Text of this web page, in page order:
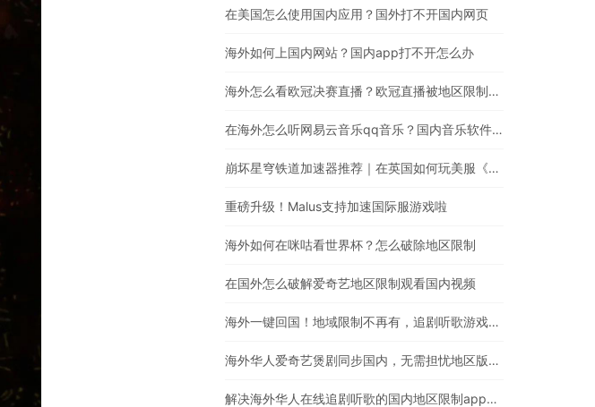
在美国怎么使用国内应用？国外打不开国内网页
海外如何上国内网站？国内app打不开怎么办
海外怎么看欧冠决赛直播？欧冠直播被地区限制？在国外怎么看国内视频
在海外怎么听网易云音乐qq音乐？国内音乐软件有版权限制解决方法
崩坏星穹铁道加速器推荐｜在英国如何玩美服《崩坏：星穹铁道》
重磅升级！Malus支持加速国际服游戏啦
海外如何在咪咕看世界杯？怎么破除地区限制
在国外怎么破解爱奇艺地区限制观看国内视频
海外一键回国！地域限制不再有，追剧听歌游戏全都行
海外华人爱奇艺煲剧同步国内，无需担忧地区版权限制
解决海外华人在线追剧听歌的国内地区限制app，强烈安利